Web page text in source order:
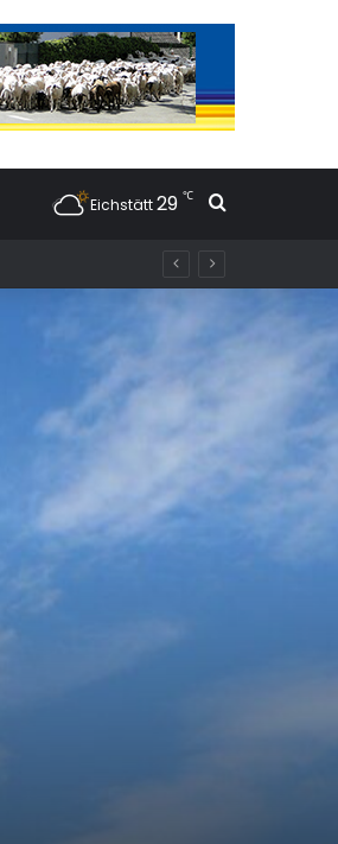
Eichstätt29 ℃ Suchen